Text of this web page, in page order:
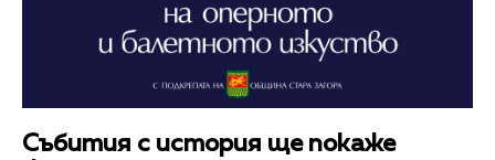
Събития с история ще покаже